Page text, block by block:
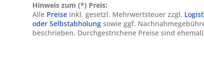
Hinweis zum (*) Preis:
Alle Preiseinkl. gesetzl. Mehrwertsteuer zzgl.
oder Selbstabholungsowie ggf.
beschrieben. Durchgestrichene Preise sind